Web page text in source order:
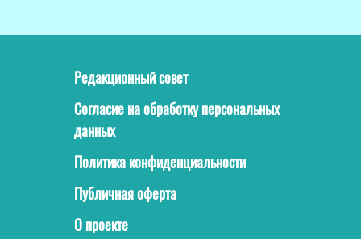
Редакционный совет
Согласие на обработку персональных
данных
Политика конфиденциальности
Публичная оферта
О проекте